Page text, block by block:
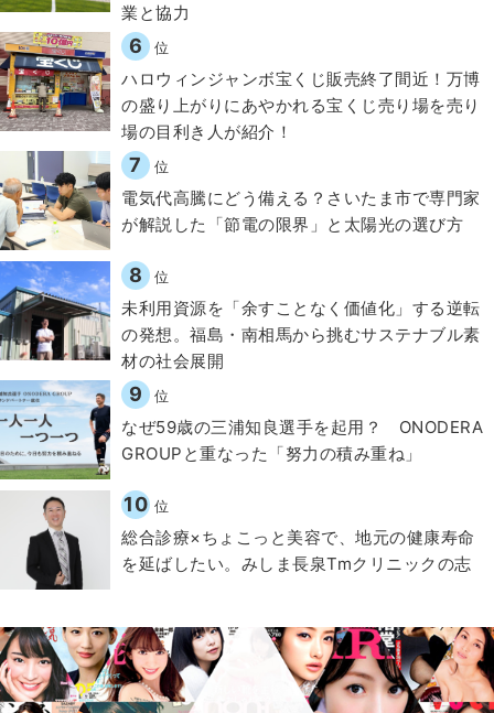
業と協力
6 位
ハロウィンジャンボ宝くじ販売終了間近！万博
の盛り上がりにあやかれる宝くじ売り場を売り
場の目利き人が紹介！
7 位
電気代高騰にどう備える？さいたま市で専門家
が解説した「節電の限界」と太陽光の選び方
8 位
​​未利用資源を「余すことなく価値化」する逆転
の発想。福島・南相馬から挑むサステナブル素
材の社会展開​
9 位
なぜ59歳の三浦知良選手を起用？ ONODERA
GROUPと重なった「努力の積み重ね」
10 位
総合診療×ちょこっと美容で、地元の健康寿命
を延ばしたい。みしま長泉Tmクリニックの志